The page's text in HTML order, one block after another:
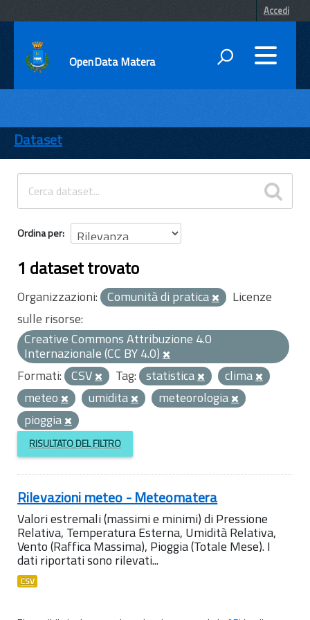
Accedi
OpenData Matera
ENTI
TEMI
INFORMAZIONI
Dataset
Ordina per
1 dataset trovato
Organizzazioni: Comunità di pratica
Licenze
sulle risorse:
Creative Commons Attribuzione 4.0
Internazionale (CC BY 4.0)
Formati: CSV Tag: statistica
clima
meteo
umidita
meteorologia
pioggia
RISULTATO DEL FILTRO
Rilevazioni meteo - Meteomatera
Valori estremali (massimi e minimi) di Pressione
Relativa, Temperatura Esterna, Umidità Relativa,
Vento (Raffica Massima), Pioggia (Totale Mese). I
dati riportati sono rilevati...
CSV